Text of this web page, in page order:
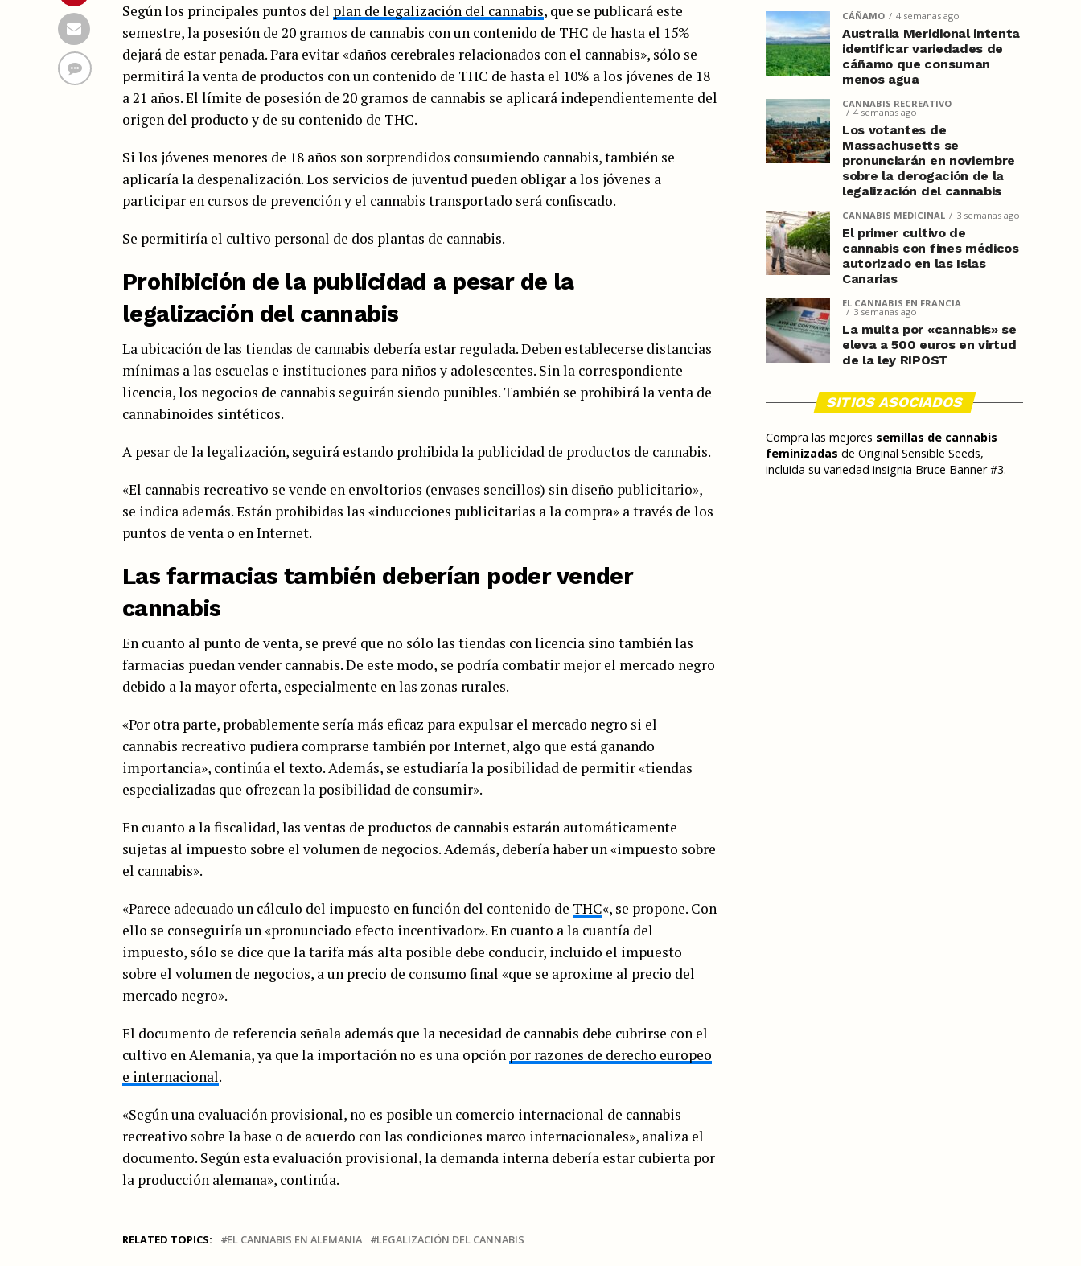
Según los principales puntos del plan de legalización del cannabis, que se publicará este
semestre, la posesión de 20 gramos de cannabis con un contenido de THC de hasta el 15%
dejará de estar penada. Para evitar «daños cerebrales relacionados con el cannabis», sólo se
permitirá la venta de productos con un contenido de THC de hasta el 10% a los jóvenes de 18
a 21 años. El límite de posesión de 20 gramos de cannabis se aplicará independientemente del
origen del producto y de su contenido de THC.
Si los jóvenes menores de 18 años son sorprendidos consumiendo cannabis, también se
aplicaría la despenalización. Los servicios de juventud pueden obligar a los jóvenes a
participar en cursos de prevención y el cannabis transportado será confiscado.
Se permitiría el cultivo personal de dos plantas de cannabis.
Prohibición de la publicidad a pesar de la
legalización del cannabis
La ubicación de las tiendas de cannabis debería estar regulada. Deben establecerse distancias
mínimas a las escuelas e instituciones para niños y adolescentes. Sin la correspondiente
licencia, los negocios de cannabis seguirán siendo punibles. También se prohibirá la venta de
cannabinoides sintéticos.
A pesar de la legalización, seguirá estando prohibida la publicidad de productos de cannabis.
«El cannabis recreativo se vende en envoltorios (envases sencillos) sin diseño publicitario»,
se indica además. Están prohibidas las «inducciones publicitarias a la compra» a través de los
puntos de venta o en Internet.
Las farmacias también deberían poder vender
cannabis
En cuanto al punto de venta, se prevé que no sólo las tiendas con licencia sino también las
farmacias puedan vender cannabis. De este modo, se podría combatir mejor el mercado negro
debido a la mayor oferta, especialmente en las zonas rurales.
«Por otra parte, probablemente sería más eficaz para expulsar el mercado negro si el
cannabis recreativo pudiera comprarse también por Internet, algo que está ganando
importancia», continúa el texto. Además, se estudiaría la posibilidad de permitir «tiendas
especializadas que ofrezcan la posibilidad de consumir».
En cuanto a la fiscalidad, las ventas de productos de cannabis estarán automáticamente
sujetas al impuesto sobre el volumen de negocios. Además, debería haber un «impuesto sobre
el cannabis».
«Parece adecuado un cálculo del impuesto en función del contenido de THC«, se propone. Con
ello se conseguiría un «pronunciado efecto incentivador». En cuanto a la cuantía del
impuesto, sólo se dice que la tarifa más alta posible debe conducir, incluido el impuesto
sobre el volumen de negocios, a un precio de consumo final «que se aproxime al precio del
mercado negro».
El documento de referencia señala además que la necesidad de cannabis debe cubrirse con el
cultivo en Alemania, ya que la importación no es una opción por razones de derecho europeo
e internacional.
«Según una evaluación provisional, no es posible un comercio internacional de cannabis
recreativo sobre la base o de acuerdo con las condiciones marco internacionales», analiza el
documento. Según esta evaluación provisional, la demanda interna debería estar cubierta por
la producción alemana», continúa.
RELATED TOPICS: EL CANNABIS EN ALEMANIA LEGALIZACIÓN DEL CANNABIS
CÁÑAMO 4 semanas ago
Australia Meridional intenta
identificar variedades de
cáñamo que consuman
menos agua
CANNABIS RECREATIVO
4 semanas ago
Los votantes de
Massachusetts se
pronunciarán en noviembre
sobre la derogación de la
legalización del cannabis
CANNABIS MEDICINAL 3 semanas ago
El primer cultivo de
cannabis con fines médicos
autorizado en las Islas
Canarias
EL CANNABIS EN FRANCIA
3 semanas ago
La multa por «cannabis» se
eleva a 500 euros en virtud
de la ley RIPOST
SITIOS ASOCIADOS
Compra las mejores semillas de cannabis
feminizadas de Original Sensible Seeds,
incluida su variedad insignia Bruce Banner #3.